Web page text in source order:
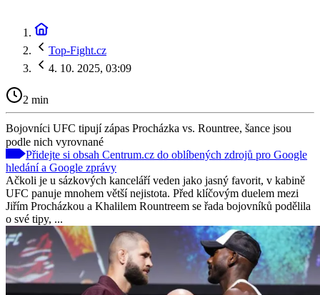
Top-Fight.cz
4. 10. 2025, 03:09
2 min
Bojovníci UFC tipují zápas Procházka vs. Rountree, šance jsou
podle nich vyrovnané
Přidejte si obsah Centrum.cz do oblíbených zdrojů pro Google
hledání a Google zprávy
Ačkoli je u sázkových kanceláří veden jako jasný favorit, v kabině
UFC panuje mnohem větší nejistota. Před klíčovým duelem mezi
Jiřím Procházkou a Khalilem Rountreem se řada bojovníků podělila
o své tipy, ...